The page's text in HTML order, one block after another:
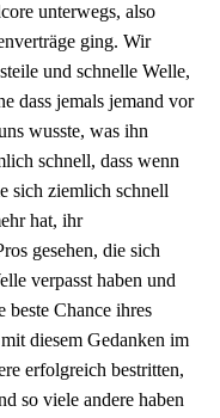
unterwegs, also
ging. Wir
und schnelle Welle,
dass jemals jemand vor
wusste, was ihn
schnell, dass wenn
sich ziemlich schnell
hat, ihr
gesehen, die sich
verpasst haben und
beste Chance ihres
diesem Gedanken im
erfolgreich bestritten,
so viele andere haben